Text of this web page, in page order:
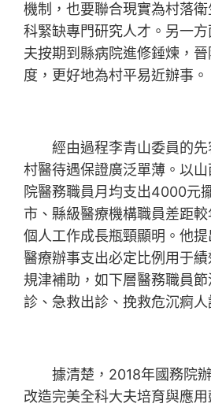
機制，也要聯合現實為村落
科緊缺專門研究人才。另一
夫按期到縣病院進修錘煉，
度，更好地為村平易近辦事。
經由過程李青山委員的先
村醫待遇保證廣泛單薄。以
院醫務職員月均支出4000元
市、縣級醫療機構職員差距
個人工作成長瓶頸顯明。他
醫療辦事支出必定比例用于
規津補助，如下層醫務職員
診、急救出診、挽救危沉痾人
據清楚，2018年國務院辦
改造完美全科大夫培育與應用